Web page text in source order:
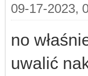
09-17-2023,
no
uwalić